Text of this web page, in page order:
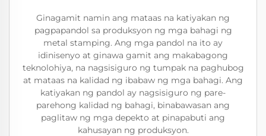
Ginagamit namin ang mataas na katiyakan ng
pagpapandol sa produksyon ng mga bahagi ng
metal stamping. Ang mga pandol na ito ay
idinisenyo at ginawa gamit ang makabagong
teknolohiya, na nagsisiguro ng tumpak na paghubog
at mataas na kalidad ng ibabaw ng mga bahagi. Ang
katiyakan ng pandol ay nagsisiguro ng pare-
parehong kalidad ng bahagi, binabawasan ang
paglitaw ng mga depekto at pinapabuti ang
kahusayan ng produksyon.